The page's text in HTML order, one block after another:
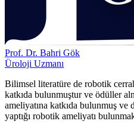
Prof. Dr. Bahri Gök
Üroloji Uzmanı
Bilimsel literatüre de robotik
katkıda bulunmuştur ve ödüller
ameliyatına katkıda bulunmuş
yaptığı robotik ameliyatı